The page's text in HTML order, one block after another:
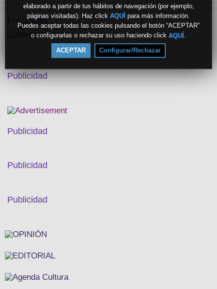
elaborado a partir de tus hábitos de navegación (por ejemplo,
páginas visitadas). Haz click AQUÍ para más información.
Puedes aceptar todas las cookies pulsando el botón “ACEPTAR”
o configurarlas o rechazar su uso haciendo click AQUÍ
ACEPTAR Configurar/Rechazar
Publicidad
Publicidad
Publicidad
Publicidad
Publicidad